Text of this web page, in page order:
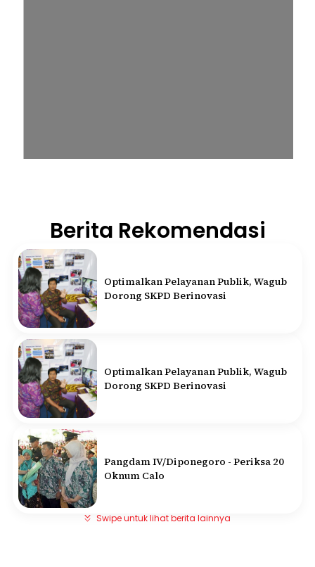
Berita Rekomendasi
Optimalkan Pelayanan Publik, Wagub
Dorong SKPD Berinovasi
Optimalkan Pelayanan Publik, Wagub
Dorong SKPD Berinovasi
Pangdam IV/Diponegoro - Periksa 20
Oknum Calo
Swipe untuk lihat berita lainnya